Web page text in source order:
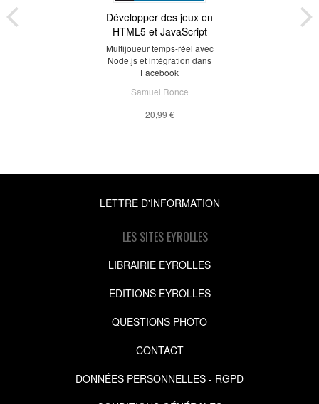
Développer des jeux en
HTML5 et JavaScript
Multijoueur temps-réel avec
Node.js et intégration dans
Facebook
Samuel Ronce
20,99 €
LETTRE D'INFORMATION
LES SITES EYROLLES
LIBRAIRIE EYROLLES
EDITIONS EYROLLES
QUESTIONS PHOTO
CONTACT
DONNÉES PERSONNELLES - RGPD